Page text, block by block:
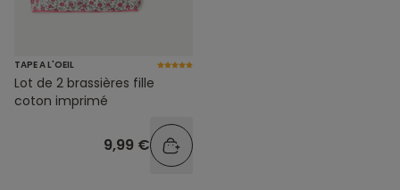
TAPE A L'OEIL
Lot de 2 brassières fille
coton imprimé
9,99 €